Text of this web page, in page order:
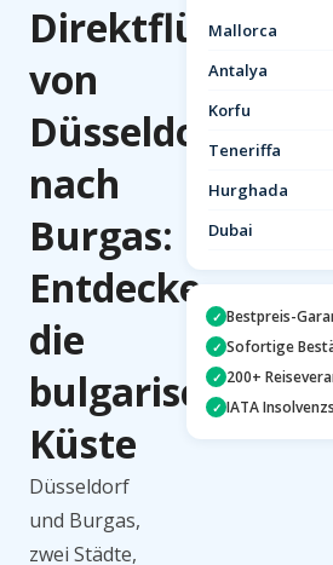
Direktflüge
von
Düsseldorf
nach
Burgas:
Entdecke
die
bulgarische
Küste
Düsseldorf
und Burgas,
zwei Städte,
Mallorca
Antalya
Korfu
Teneriffa
Hurghada
Dubai
✓ Bestpreis-
✓ Sofortige
✓ 200+
✓ IATA